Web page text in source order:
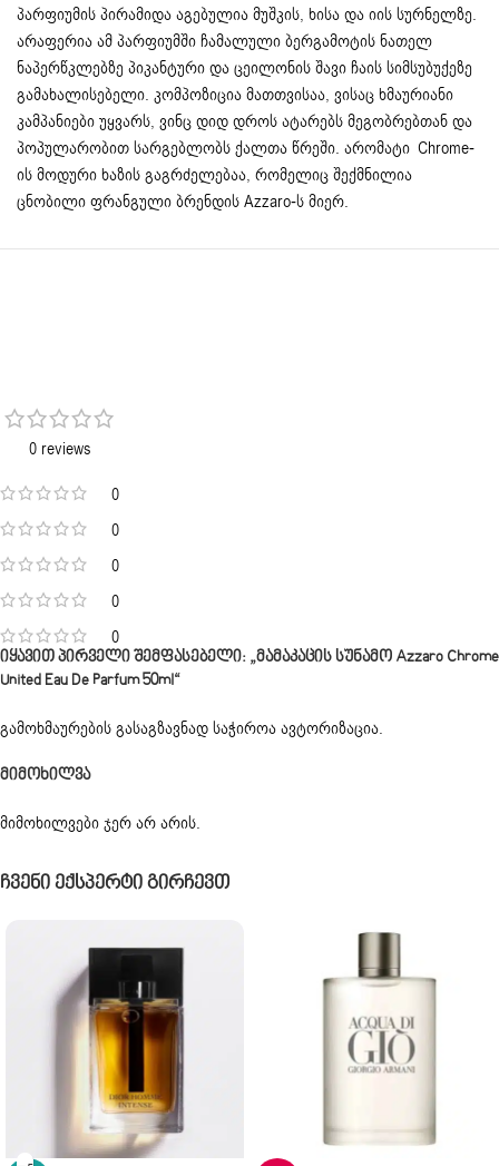
პარფიუმის პირამიდა აგებულია მუშკის, ხისა და იის სურნელზე.
არაფერია ამ პარფიუმში ჩამალული ბერგამოტის ნათელ
ნაპერწკლებზე პიკანტური და ცეილონის შავი ჩაის სიმსუბუქეზე
გამახალისებელი. კომპოზიცია მათთვისაა, ვისაც ხმაურიანი
კამპანიები უყვარს, ვინც დიდ დროს ატარებს მეგობრებთან და
პოპულარობით სარგებლობს ქალთა წრეში. არომატი Chrome-
ის მოდური ხაზის გაგრძელებაა, რომელიც შექმნილია
ცნობილი ფრანგული ბრენდის Azzaro-ს მიერ.
0 reviews
0
0
0
0
0
Მიმოხილვა
მიმოხილვები ჯერ არ არის.
Იყავით Პირველი Შემფასებელი: „მამაკაცის Სუნამო Azzaro Chrome
United Eau De Parfum 50ml“
გამოხმაურების გასაგზავნად საჭიროა ავტორიზაცია.
Ჩვენი Ექსპერტი Გირჩევთ